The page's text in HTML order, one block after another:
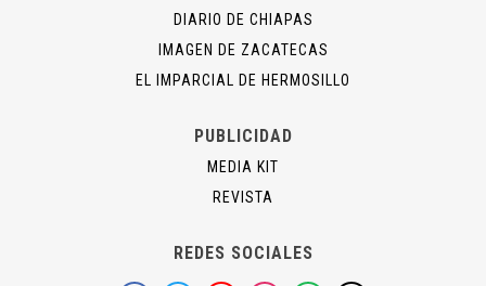
DIARIO DE CHIAPAS
IMAGEN DE ZACATECAS
EL IMPARCIAL DE HERMOSILLO
PUBLICIDAD
MEDIA KIT
REVISTA
REDES SOCIALES